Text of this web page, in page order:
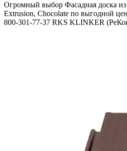
Огромный выбор Фасадная доска
Extrusion, Chocolate по выгодной
800-301-77-37 RKS KLINKER